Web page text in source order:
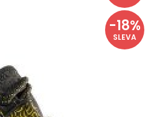
-18%
SLEVA